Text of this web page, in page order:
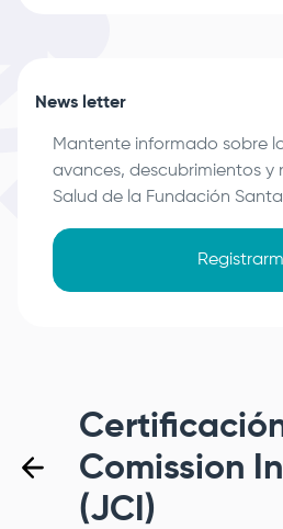
News letter
Mantente informado sobre
avances, descubrimientos y
Salud de la Fundación Santa
Comission
(JCI)